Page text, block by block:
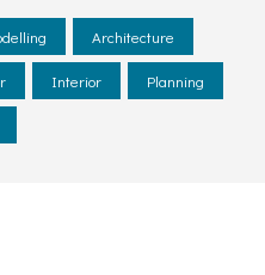
Architecture
Interior Planning